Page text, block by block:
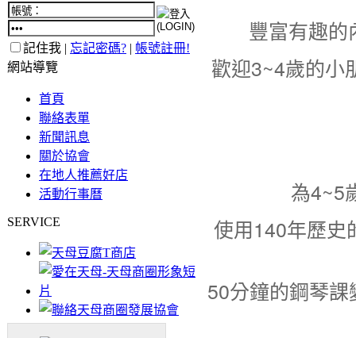
記住我 | 忘記密碼? | 帳號註冊!
網站導覽
首頁
聯絡表單
新聞訊息
關於協會
在地人推薦好店
活動行事曆
SERVICE
豐富有趣
歡迎3~4歲的小
為4~5
使用140年歷史
50分鐘的鋼琴